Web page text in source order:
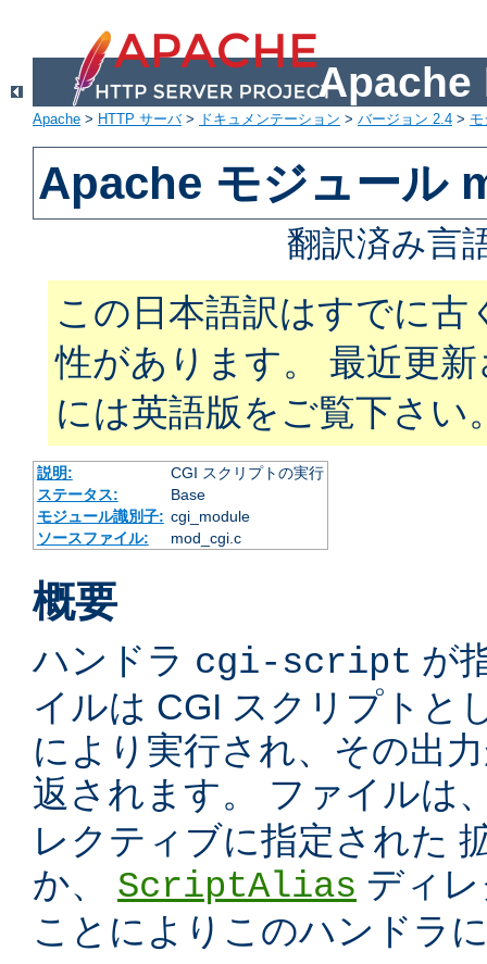
Apache
Apache > HTTP サーバ> ドキュメンテーション > バージョン 2.4 >
Apache モジュール
翻訳済み言
この日本語訳はすでに古
性があります。 最近更
には英語版をご覧下さい
説明:
CGI スクリプトの実行
ステータス:
Base
モジュール識別子: cgi_module
ソースファイル:
mod_cgi.c
概要
ハンドラ cgi-script が
イルは CGI スクリプトと
により実行され、その出
返されます。 ファイルは
レクティブに指定された
か、 ScriptAlias ディ
ことによりこのハンドラ